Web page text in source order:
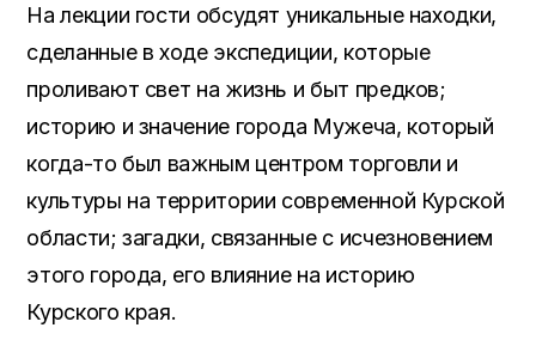
На лекции гости обсудят уникальные находки,
сделанные в ходе экспедиции, которые
проливают свет на жизнь и быт предков;
историю и значение города Мужеча, который
когда-то был важным центром торговли и
культуры на территории современной Курской
области; загадки, связанные с исчезновением
этого города, его влияние на историю
Курского края.